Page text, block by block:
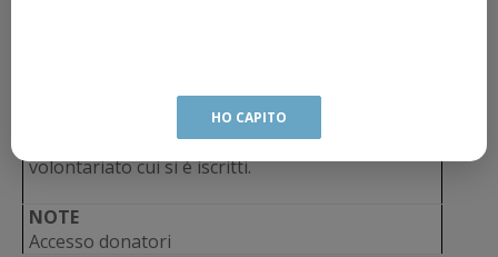
Le donazioni di sangue intero/plasma e gli esami
avvengono tramite prenotazione su agenda
regionale DIRMT a cura dell’associazione di
volontariato cui si è iscritti.
NOTE
Accesso donatori
HO CAPITO